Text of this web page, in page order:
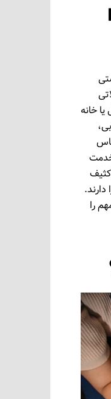
خانه
کافیست با شماره 09127366080 تماس
به خدمت
را